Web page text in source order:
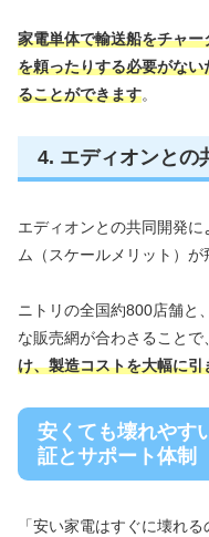
家電単体で輸送船をチャ
を頼ったりする必要がな
ることができます。
4. エディオンとの
エディオンとの共同開発
ム（スケールメリット）が
ニトリの全国約800店舗と
な販売網が合わさることで、
け、製造コストを大幅に
安くても壊れやす
証とサポート体制
「安い家電はすぐに壊れ